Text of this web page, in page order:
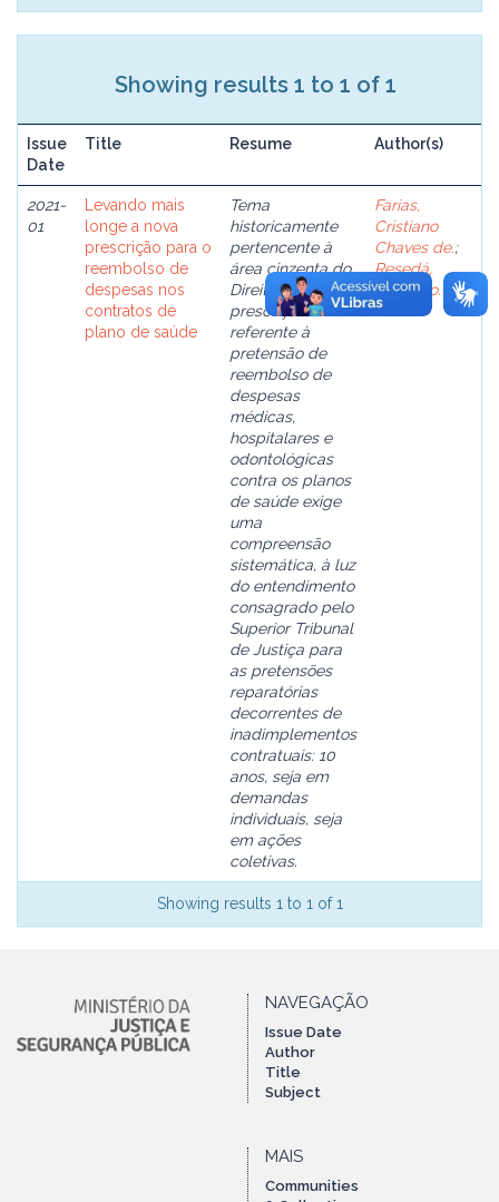
Showing results 1 to 1 of 1
Issue
Date
Title Resume Author(s)
2021-
01
Levando mais
longe a nova
prescrição para o
reembolso de
despesas nos
contratos de
plano de saúde
Tema
historicamente
pertencente à
área cinzenta do
Direito, a
prescrição
referente à
pretensão de
reembolso de
despesas
médicas,
hospitalares e
odontológicas
contra os planos
de saúde exige
uma
compreensão
sistemática, à luz
do entendimento
consagrado pelo
Superior Tribunal
de Justiça para
as pretensões
reparatórias
decorrentes de
inadimplementos
contratuais: 10
anos, seja em
demandas
individuais, seja
em ações
coletivas.
Farias,
Cristiano
Chaves de.;
Resedá,
Salomão.
Showing results 1 to 1 of 1
NAVEGAÇÃO
Issue Date
Author
Title
Subject
MAIS
Communities